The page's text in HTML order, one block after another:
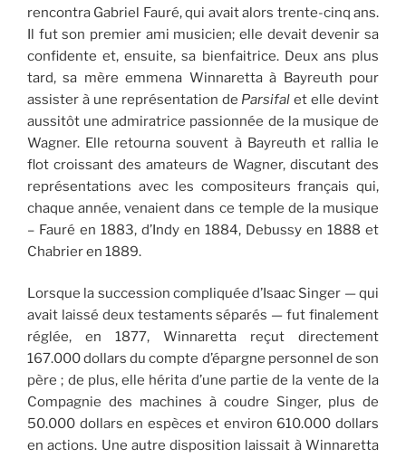
rencontra Gabriel Fauré, qui avait alors trente-cinq ans.
Il fut son premier ami musicien; elle devait devenir sa
confidente et, ensuite, sa bienfaitrice. Deux ans plus
tard, sa mère emmena Winnaretta à Bayreuth pour
assister à une représentation de Parsifal et elle devint
aussitôt une admiratrice passionnée de la musique de
Wagner. Elle retourna souvent à Bayreuth et rallia le
flot croissant des amateurs de Wagner, discutant des
représentations avec les compositeurs français qui,
chaque année, venaient dans ce temple de la musique
– Fauré en 1883, d’Indy en 1884, Debussy en 1888 et
Chabrier en 1889.
Lorsque la succession compliquée d’Isaac Singer — qui
avait laissé deux testaments séparés — fut finalement
réglée, en 1877, Winnaretta reçut directement
167.000 dollars du compte d’épargne personnel de son
père ; de plus, elle hérita d’une partie de la vente de la
Compagnie des machines à coudre Singer, plus de
50.000 dollars en espèces et environ 610.000 dollars
en actions. Une autre disposition laissait à Winnaretta